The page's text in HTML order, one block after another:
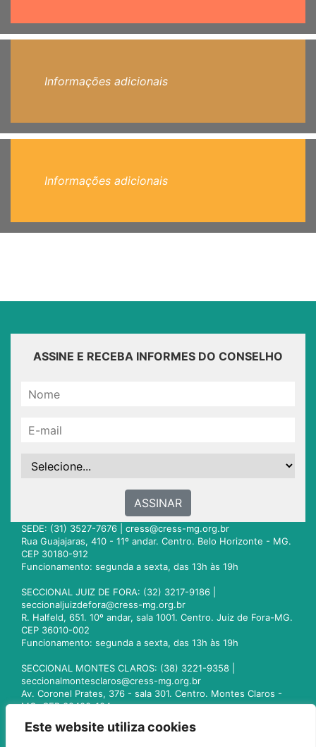
Este website utiliza cookies
Informações adicionais
Informações adicionais
ASSINE E RECEBA INFORMES DO CONSELHO
ASSINAR
SEDE: (31) 3527-7676 | cress@cress-mg.org.br
Rua Guajajaras, 410 - 11º andar. Centro. Belo Horizonte - MG.
CEP 30180-912
Funcionamento: segunda a sexta, das 13h às 19h
SECCIONAL JUIZ DE FORA: (32) 3217-9186 |
seccionaljuizdefora@cress-mg.org.br
R. Halfeld, 651. 10º andar, sala 1001. Centro. Juiz de Fora-MG.
CEP 36010-002
Funcionamento: segunda a sexta, das 13h às 19h
SECCIONAL MONTES CLAROS: (38) 3221-9358 |
seccionalmontesclaros@cress-mg.org.br
Av. Coronel Prates, 376 - sala 301. Centro. Montes Claros -
MG. CEP 39400-104